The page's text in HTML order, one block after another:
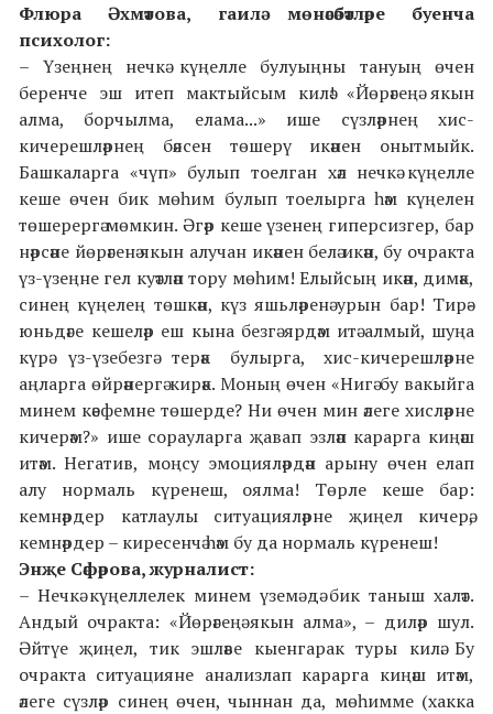
Флюра Әхмәтова, гаилә мөнәсәбәтләре буенча
психолог:
– Үзеңнең нечкә күңелле булуыңны тануың өчен
беренче эш итеп мактыйсым килә! «Йөрәгеңә якын
алма, борчылма, елама...» ише сүзләрнең хис-
кичерешләрнең бәясен төшерү икәнен онытмыйк.
Башкаларга «чүп» булып тоелган хәл нечкә күңелле
кеше өчен бик мөһим булып тоелырга һәм күңелен
төшерергә мөмкин. Әгәр кеше үзенең гиперсизгер, бар
нәрсәне йөрәгенә якын алучан икәнен белә икән, бу очракта
үз-үзеңне гел куәтләп тору мөһим! Елыйсың икән, димәк,
синең күңелең төшкән, күз яшьләренә урын бар! Тирә-
юньдәге кешеләр еш кына безгә ярдәм итә алмый, шуңа
күрә үз-үзебезгә терәк булырга, хис-кичерешләрне
аңларга өйрәнергә кирәк. Моның өчен «Нигә бу вакыйга
минем кәефемне төшерде? Ни өчен мин әлеге хисләрне
кичерәм?» ише сорауларга җавап эзләп карарга киңәш
итәм. Негатив, моңсу эмоцияләрдән арыну өчен елап
алу нормаль күренеш, оялма! Төрле кеше бар:
кемнәрдер катлаулы ситуацияләрне җиңел кичерә,
кемнәрдер – киресенчә һәм бу да нормаль күренеш!
Энҗе Сәфәрова, журналист:
– Нечкә күңеллелек минем үземә дә бик таныш халәт.
Андый очракта: «Йөрәгеңә якын алма», – диләр шул.
Әйтүе җиңел, тик эшләве кыенгарак туры килә. Бу
очракта ситуацияне анализлап карарга киңәш итәм,
әлеге сүзләр синең өчен, чыннан да, мөһимме (хакка